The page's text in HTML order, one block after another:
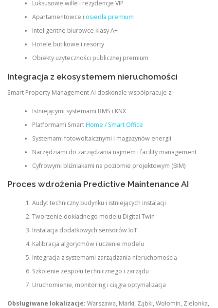
Luksusowe wille i rezydencje VIP
Apartamentowce i osiedla premium
Inteligentne biurowce klasy A+
Hotele butikowe i resorty
Obiekty użyteczności publicznej premium
Integracja z ekosystemem nieruchomości
Smart Property Management AI doskonale współpracuje z:
Istniejącymi systemami BMS i KNX
Platformami SmartHome / Smart Office
Systemami fotowoltaicznymi i magazynów energii
Narzędziami do zarządzania najmem i facility management
Cyfrowymi bliźniakami na poziomie projektowym (BIM)
Proces wdrożenia Predictive Maintenance AI
Audyt techniczny budynku i istniejących instalacji
Tworzenie dokładnego modelu Digital Twin
Instalacja dodatkowych sensorów IoT
Kalibracja algorytmów i uczenie modelu
Integracja z systemami zarządzania nieruchomością
Szkolenie zespołu technicznego i zarządu
Uruchomienie, monitoring i ciągła optymalizacja
Obsługiwane lokalizacje: Warszawa, Marki, Ząbki, Wołomin, Zielonka,